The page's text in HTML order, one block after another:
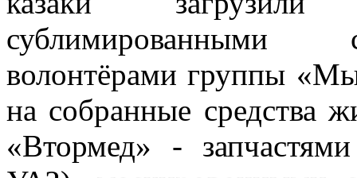
сублимированными
волонтёрами группы
на собранные средства
«Втормед» -